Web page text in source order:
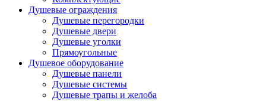
Душевые ограждения
Душевые перегородки
Душевые двери
Душевые уголки
Прямоугольные
Душевое оборудование
Душевые панели
Душевые системы
Душевые трапы и желоба